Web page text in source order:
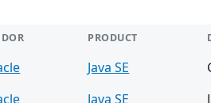
PRODUCT
Java SE
Java SE